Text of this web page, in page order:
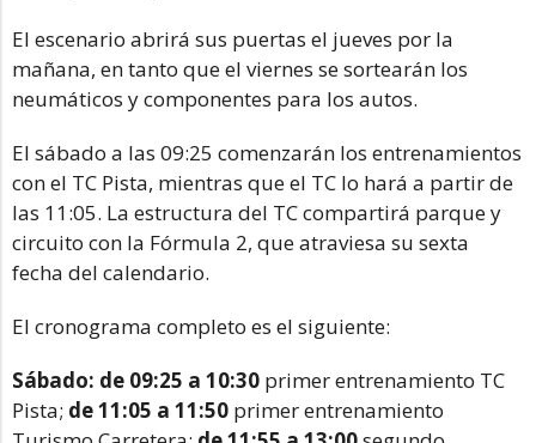
El escenario abrirá sus puertas el jueves por la
mañana, en tanto que el viernes se sortearán los
neumáticos y componentes para los autos.
El sábado a las 09:25 comenzarán los entrenamientos
con el TC Pista, mientras que el TC lo hará a partir de
las 11:05. La estructura del TC compartirá parque y
circuito con la Fórmula 2, que atraviesa su sexta
fecha del calendario.
El cronograma completo es el siguiente:
Sábado: de 09:25 a 10:30 primer entrenamiento TC
Pista; de 11:05 a 11:50 primer entrenamiento